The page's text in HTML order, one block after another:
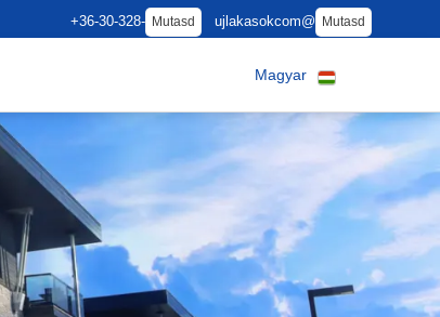
+36-30-328- Mutasd ujlakasokcom@ Mutasd
Magyar